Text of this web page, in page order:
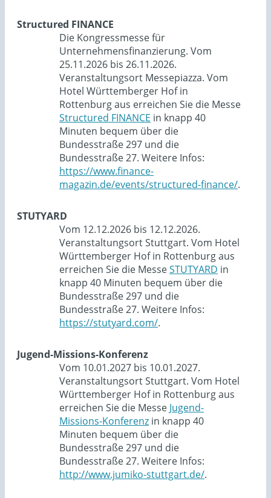
Structured FINANCE
Die Kongressmesse für
Unternehmensfinanzierung. Vom
25.11.2026 bis 26.11.2026.
Veranstaltungsort Messepiazza. Vom
Hotel Württemberger Hof in
Rottenburg aus erreichen Sie die Messe
Structured FINANCE in knapp 40
Minuten bequem über die
Bundesstraße 297 und die
Bundesstraße 27. Weitere Infos:
https://www.finance-
magazin.de/events/structured-finance/.
STUTYARD
Vom 12.12.2026 bis 12.12.2026.
Veranstaltungsort Stuttgart. Vom Hotel
Württemberger Hof in Rottenburg aus
erreichen Sie die MesseSTUTYARD in
knapp 40 Minuten bequem über die
Bundesstraße 297 und die
Bundesstraße 27. Weitere Infos:
https://stutyard.com/.
Jugend-Missions-Konferenz
Vom 10.01.2027 bis 10.01.2027.
Veranstaltungsort Stuttgart. Vom Hotel
Württemberger Hof in Rottenburg aus
erreichen Sie die Messe Jugend-
Missions-Konferenz in knapp 40
Minuten bequem über die
Bundesstraße 297 und die
Bundesstraße 27. Weitere Infos:
http://www.jumiko-stuttgart.de/.